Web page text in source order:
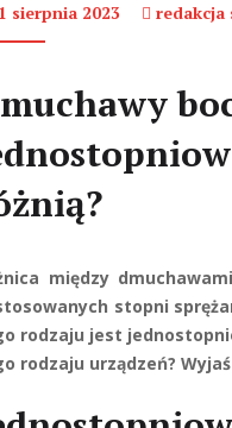
sierpnia 2023 redakcja
między
stopni
rodzaju jest
rodzaju urządzeń?